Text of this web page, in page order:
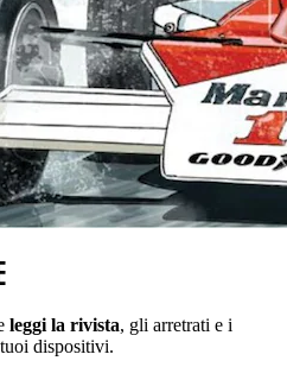
leggi la rivista, gli arretrati e i
dispositivi.